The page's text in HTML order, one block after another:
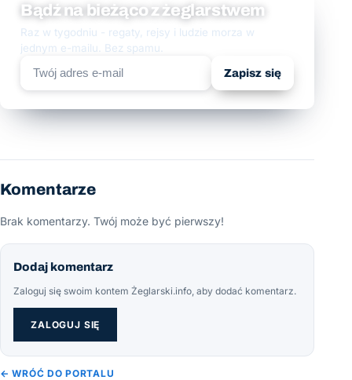
Bądź na bieżąco z żeglarstwem
Raz w tygodniu - regaty, rejsy i ludzie morza w
jednym e-mailu. Bez spamu.
Zapisz się
Komentarze
Brak komentarzy. Twój może być pierwszy!
Dodaj komentarz
Zaloguj się swoim kontem Żeglarski.info, aby dodać komentarz.
ZALOGUJ SIĘ
← WRÓĆ DO PORTALU